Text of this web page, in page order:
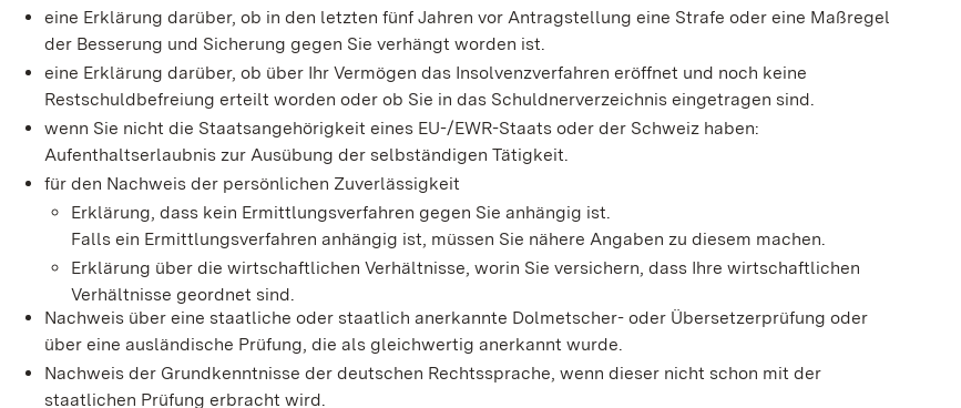
eine Erklärung darüber, ob in den letzten fünf Jahren vor Antragstellung eine Strafe oder eine Maßregel
der Besserung und Sicherung gegen Sie verhängt worden ist.
eine Erklärung darüber, ob über Ihr Vermögen das Insolvenzverfahren eröffnet und noch keine
Restschuldbefreiung erteilt worden oder ob Sie in das Schuldnerverzeichnis eingetragen sind.
wenn Sie nicht die Staatsangehörigkeit eines EU-/EWR-Staats oder der Schweiz haben:
Aufenthaltserlaubnis zur Ausübung der selbständigen Tätigkeit.
für den Nachweis der persönlichen Zuverlässigkeit
Erklärung, dass kein Ermittlungsverfahren gegen Sie anhängig ist.
Falls ein Ermittlungsverfahren anhängig ist, müssen Sie nähere Angaben zu diesem machen.
Erklärung über die wirtschaftlichen Verhältnisse, worin Sie versichern, dass Ihre wirtschaftlichen
Verhältnisse geordnet sind.
Nachweis über eine staatliche oder staatlich anerkannte Dolmetscher- oder Übersetzerprüfung oder
über eine ausländische Prüfung, die als gleichwertig anerkannt wurde.
Nachweis der Grundkenntnisse der deutschen Rechtssprache, wenn dieser nicht schon mit der
staatlichen Prüfung erbracht wird.